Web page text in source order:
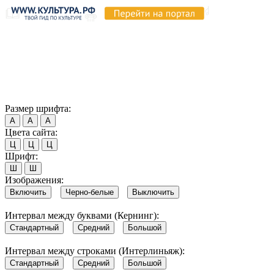
Размер шрифта:
А А А
Цвета сайта:
Ц Ц Ц
Шрифт:
Ш Ш
Изображения:
Включить Черно-белые Выключить
Интервал между буквами (Кернинг):
Стандартный Средний Большой
Интервал между строками (Интерлиньяж):
Стандартный Средний Большой